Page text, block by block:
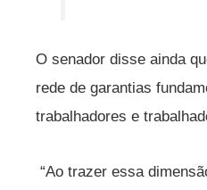
O senador disse ainda
rede de garantias
trabalhadores e
“Ao trazer essa